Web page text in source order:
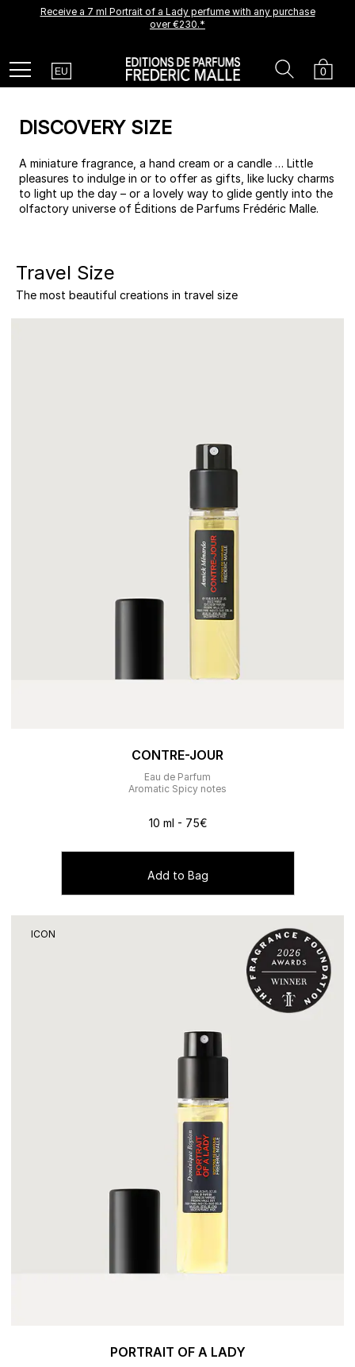
A new creation is coming soon.
Be among the first to experience it.
Receive a 7 ml Portrait of a Lady perfume with any purchase
over €230.*
Menu Country
EU Cart
0
Search
DISCOVERY SIZE
A miniature fragrance, a hand cream or a candle … Little
pleasures to indulge in or to offer as gifts, like lucky charms
to light up the day – or a lovely way to glide gently into the
olfactory universe of Éditions de Parfums Frédéric Malle.
Travel Size
The most beautiful creations in travel size
CONTRE-JOUR
Eau de Parfum
Aromatic Spicy notes
10 ml - 75€
Add to Bag
ICON
PORTRAIT OF A LADY